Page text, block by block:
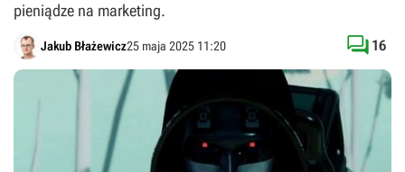
pieniądze na marketing.
Jakub Błażewicz25 maja 2025 11:20  16